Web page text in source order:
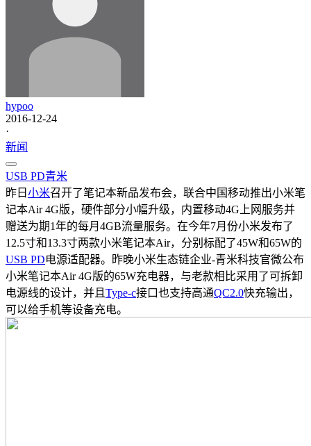
hypoo
2016-12-24
·
新闻
USB PD青米
昨日 小米召开了笔记本新品发布会，联合中国移动推出小米笔
记本Air 4G版，硬件部分小幅升级，内置移动4G上网服务并
赠送为期1年的每月4GB流量服务。在今年7月份小米发布了
12.5寸和13.3寸两款小米笔记本Air，分别标配了45W和65W的
USB PD电源适配器。昨晚小米生态链企业-青米科技官微公布
小米笔记本Air 4G版的65W充电器，与老款相比采用了可拆卸
电源线的设计，并且 Type-c接口也支持高通QC2.0快充输出，
可以给手机等设备充电。